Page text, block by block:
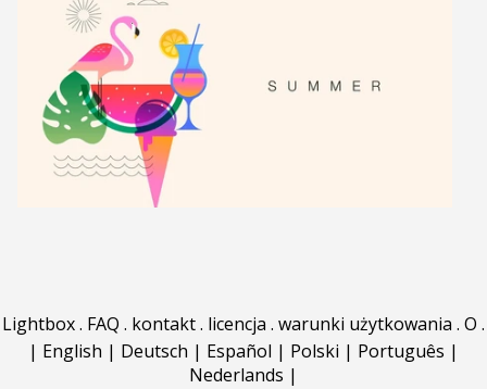
Lightbox. FAQ . kontakt. licencja . warunki użytkowania . O .
| English | Deutsch | Español | Polski | Português |
Nederlands |